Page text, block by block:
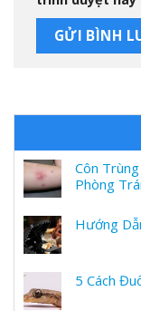
Côn
Phòng
Hướng
5 Cách